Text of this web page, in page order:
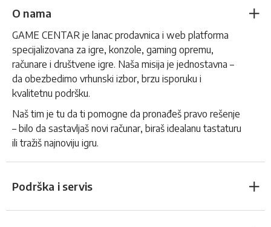
O nama
GAME CENTAR je lanac prodavnica i web platforma
specijalizovana za igre, konzole, gaming opremu,
računare i društvene igre. Naša misija je jednostavna –
da obezbedimo vrhunski izbor, brzu isporuku i
kvalitetnu podršku.
Naš tim je tu da ti pomogne da pronađeš pravo rešenje
– bilo da sastavljaš novi računar, biraš idealanu tastaturu
ili tražiš najnoviju igru.
Podrška i servis